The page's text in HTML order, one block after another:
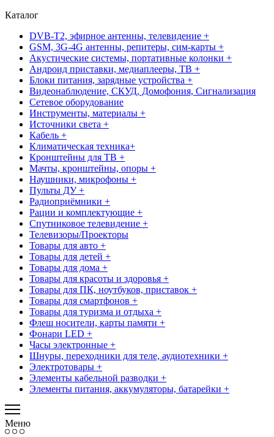
Каталог
DVB-T2, эфирное антенны, телевидение +
GSM, 3G-4G антенны, репитеры, сим-карты +
Акустические системы, портативные колонки +
Андроид приставки, медиаплееры, ТВ +
Блоки питания, зарядные устройства +
Видеонаблюдение, СКУД, Домофония, Сигнализация
Сетевое оборудование
Инструменты, материалы +
Источники света +
Кабель +
Климатическая техника+
Кронштейны для ТВ +
Мачты, кронштейны, опоры +
Наушники, микрофоны +
Пульты ДУ +
Радиоприёмники +
Рации и комплектующие +
Спутниковое телевидение +
Телевизоры/Проекторы
Товары для авто +
Товары для детей +
Товары для дома +
Товары для красоты и здоровья +
Товары для ПК, ноутбуков, приставок +
Товары для смартфонов +
Товары для туризма и отдыха +
Флеш носители, карты памяти +
Фонари LED +
Часы электронные +
Шнуры, переходники для теле, аудиотехники +
Электротовары +
Элементы кабельной разводки +
Элементы питания, аккумуляторы, батарейки +
Меню